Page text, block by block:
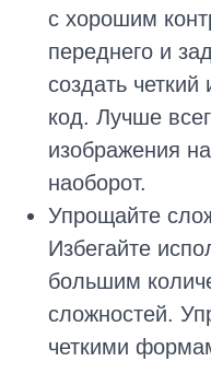
с хорошим
переднего и
создать
код. Лучше
изображения
наоборот.
Упрощайте
Избегайте
большим
сложностей.
четкими